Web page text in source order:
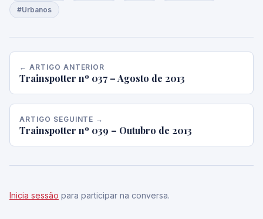
#Urbanos
← ARTIGO ANTERIOR
Trainspotter nº 037 – Agosto de 2013
ARTIGO SEGUINTE →
Trainspotter nº 039 – Outubro de 2013
Inicia sessão para participar na conversa.